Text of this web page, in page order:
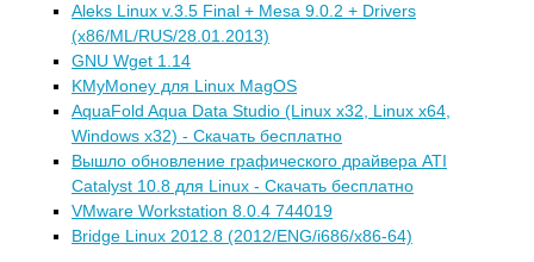
Aleks Linux v.3.5 Final + Mesa 9.0.2 + Drivers
(x86/ML/RUS/28.01.2013)
GNU Wget 1.14
KMyMoney для Linux MagOS
AquaFold Aqua Data Studio (Linux x32, Linux x64,
Windows x32) - Скачать бесплатно
Вышло обновление графического драйвера ATI
Catalyst 10.8 для Linux - Скачать бесплатно
VMware Workstation 8.0.4 744019
Bridge Linux 2012.8 (2012/ENG/i686/x86-64)